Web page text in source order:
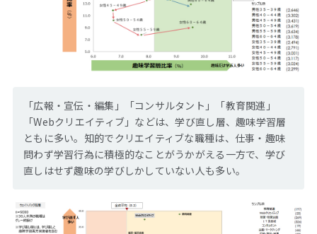
「広報・宣伝・編集」「コンサルタント」「教育関連」
「Webクリエイティブ」などは、学び直し層、趣味学習層
ともに多い。知的でクリエイティブな職種は、仕事・趣味
問わず学習行為に積極的なことがうかがえる一方で、学び
直しはせず趣味の学びしかしていない人も多い。